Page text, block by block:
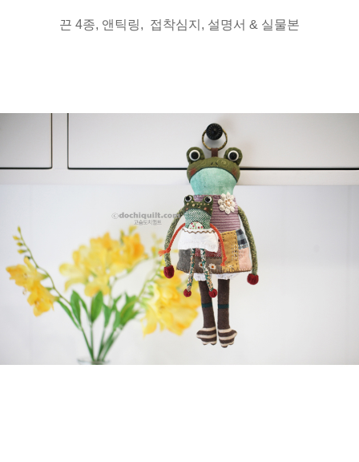
끈 4종, 앤틱링, 접착심지, 설명서 & 실물본